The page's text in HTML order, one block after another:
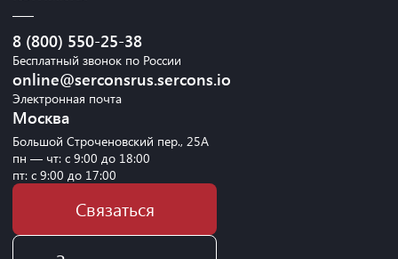
8 (800) 550-25-38
Бесплатный звонок по России
online@serconsrus.sercons.io
Электронная почта
Москва
Большой Строченовский пер., 25А
пн — чт: с 9:00 до 18:00
пт: с 9:00 до 17:00
Связаться